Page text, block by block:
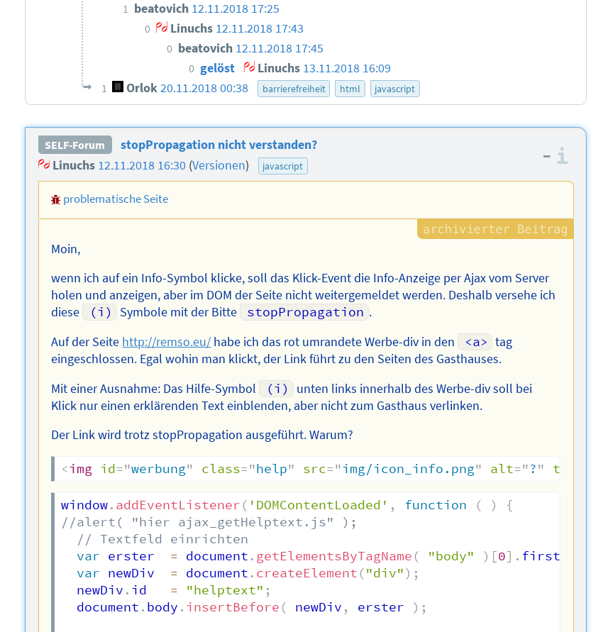
1 beatovich 12.11.2018 17:25
0 Linuchs 12.11.2018 17:43
0 beatovich 12.11.2018 17:45
0 gelöst Linuchs 13.11.2018 16:09
1 Orlok20.11.2018 00:38 barrierefreiheit html javascript
SELF-Forum
stopPropagation nicht verstanden?
Linuchs 12.11.2018 16:30 (Versionen) javascript
–
problematische Seite
Moin,
wenn ich auf ein Info-Symbol klicke, soll das Klick-Event die Info-Anzeige per Ajax vom Server
holen und anzeigen, aber im DOM der Seite nicht weitergemeldet werden. Deshalb versehe ich
diese
(i) Symbole mit der Bitte stopPropagation .
Auf der Seite http://remso.eu/ habe ich das rot umrandete Werbe-div in den <a> tag
eingeschlossen. Egal wohin man klickt, der Link führt zu den Seiten des Gasthauses.
Mit einer Ausnahme: Das Hilfe-Symbol
(i)
unten links innerhalb des Werbe-div soll bei
Klick nur einen erklärenden Text einblenden, aber nicht zum Gasthaus verlinken.
Der Link wird trotz stopPropagation ausgeführt. Warum?
<img id="werbung" class="help" src="img/icon_info.png" alt="?" title
window. addEventListener ( 'DOMContentLoaded' , function ( )
{
//alert( "hier ajax_getHelptext.js" );
// Textfeld einrichten
var erster = document . getElementsByTagName ( "body" ) [0] . firstChild
var newDiv = document . createElement ("div") ;
  newDiv
. id = "helptext" ;
  document
. body . insertBefore ( newDiv , erster ) ;